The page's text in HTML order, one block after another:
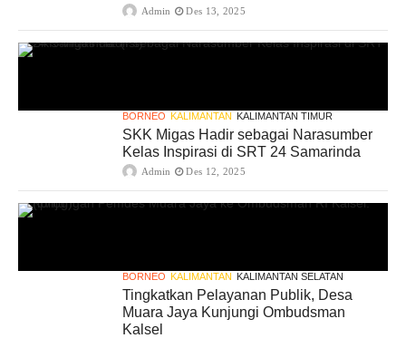
Admin Des 13, 2025
BORNEO KALIMANTAN KALIMANTAN TIMUR
SKK Migas Hadir sebagai Narasumber
Kelas Inspirasi di SRT 24 Samarinda
Admin Des 12, 2025
BORNEO KALIMANTAN KALIMANTAN SELATAN
Tingkatkan Pelayanan Publik, Desa
Muara Jaya Kunjungi Ombudsman
Kalsel